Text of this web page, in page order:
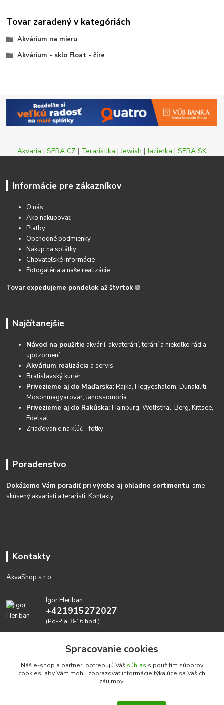
Tovar zaradený v kategóriách
Akvárium na mieru
Akvárium - sklo Float - číre
Akvaria | SERA CZ | Teraristika |Jewish |Jazierka | SERA SK
Informácie pre zákazníkov
O nás
Ako nakupovať
Platby
Obchodné podmienky
Nákup na splátky
Chovateľské informácie
Fotogaléria a naše realizácie
Tovar expedujeme pondelok až štvrtok 🟢
Najčítanejšie
Návod na použitie akvárií, akvaterárií, terárií a niekoľko rád a
upozornení
Akvárium realizácia a servis
Bratislavský kuriér
Privezieme aj do Maďarska:Rajka, Hegyeshalom, Dunakiliti,
Mosonmagyarovár, Janossomoria
Privezieme aj do Rakúska:Hainburg, Wolfsthal, Berg, Kittsee,
Edelsal
Zriaďovanie na kĺúč - fotky
Poradenstvo
Dokážeme Vám poradiť pri výrobe aj ohľadne sortimentu, sme
skúsený akvaristi a teraristi.Kontakty
Kontakty
AkvaShop s.r.o.
Igor Heriban
+421915272027
(Po-Pia, 8-16 hod.)
Spracovanie cookies
Náš e-shop a partneri potrebujú Váš súhlas s použitím súborov
cookies, aby Vám mohli zobrazovať informácie týkajúce sa Vašich
záujmov.